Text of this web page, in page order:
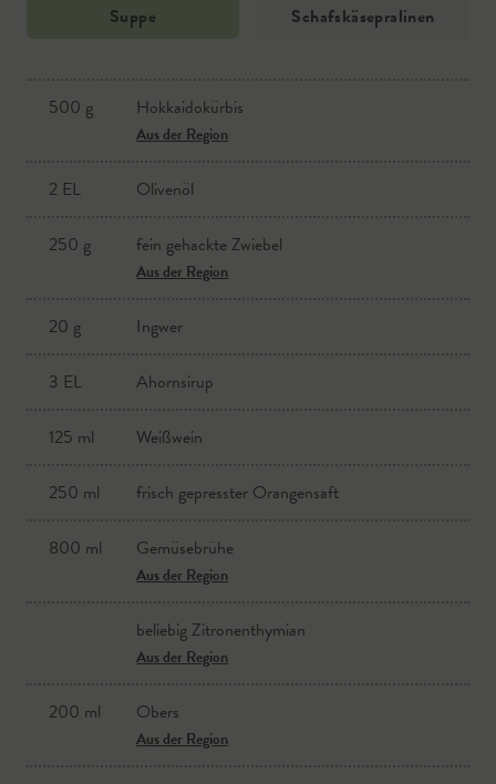
Suppe Schafskäsepralinen
500 g Hokkaidokürbis
Aus der Region
2 EL Olivenöl
250 g fein gehackte Zwiebel
Aus der Region
20 g Ingwer
3 EL Ahornsirup
125 ml Weißwein
250 ml frisch gepresster Orangensaft
800 ml Gemüsebrühe
Aus der Region
beliebig Zitronenthymian
Aus der Region
200 ml Obers
Aus der Region
Schaffrischkäse
Aus der Region
Salz
Pfeffer
halbierte Walnüsse
Aus der Region
Eier
Semmelbrösel
gehackte Kürbiskerne
Pflanzenöl
Aus der Region